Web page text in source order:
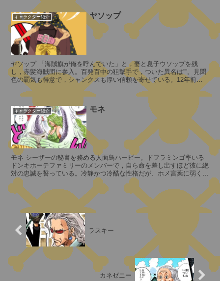
マ
ー
カ
ス
・
マ
ー
シ
ェ
パ
ー
ド
前
の
C
0
ス
パ
ン
ダ
イ
ン
の
他
キャラクター紹介 ヤソップ
ヤソップ 「海賊旗が俺を呼んでいた」と，妻と息子ウソップを残
し，赤髪海賊団に参入。百発百中の狙撃手で，ついた異名は””。見聞
色の覇気も得意で，シャンクスも厚い信頼を寄せている。12年前，
赤髪海賊団がフーシャ村...
キャラクター紹介 モネ
モネ シーザーの秘書を務める人面鳥ハーピー。ドフラミンゴ率いる
ドンキホーテファミリーのメンバーで，自ら命を差し出すほど彼に絶
対の忠誠を誓っている。冷静かつ冷酷な性格だが、ホメ言葉に弱く，
「美人だ」などと褒められると顔...
ラスキー
カネゼニー